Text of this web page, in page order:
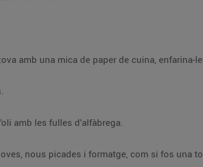
tritura l’oli amb les fulles d’alfàbrega.
Fes capes de tomàquet, anxoves, nous picades i